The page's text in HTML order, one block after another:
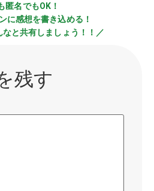
匿名でもOK！
に感想を書き込める！
なと共有しましょう！！／
残す